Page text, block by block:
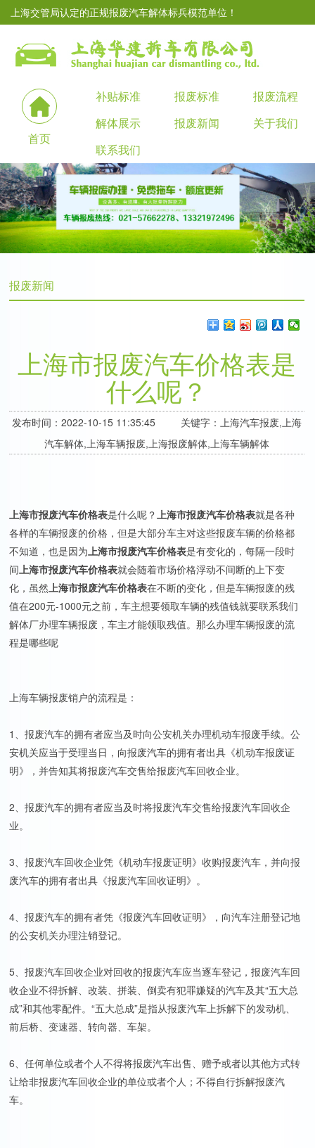
上海交管局认定的正规报废汽车解体标兵模范单位！
首页
补贴标准 报废标准
报废流程
解体展示
报废新闻
关于我们
联系我们
报废新闻
上海市报废汽车价格表是
什么呢？
发布时间：2022-10-15 11:35:45 关键字：上海汽车报废,上海
汽车解体,上海车辆报废,上海报废解体,上海车辆解体
上海市报废汽车价格表是什么呢？ 上海市报废汽车价格表就是各种
各样的车辆报废的价格，但是大部分车主对这些报废车辆的价格都
不知道，也是因为 上海市报废汽车价格表是有变化的，每隔一段时
间 上海市报废汽车价格表就会随着市场价格浮动不间断的上下变
化，虽然 上海市报废汽车价格表在不断的变化，但是车辆报废的残
值在200元-1000元之前，车主想要领取车辆的残值钱就要联系我们
解体厂办理车辆报废，车主才能领取残值。那么办理车辆报废的流
程是哪些呢
上海车辆报废销户的流程是：
1、报废汽车的拥有者应当及时向公安机关办理机动车报废手续。公
安机关应当于受理当日，向报废汽车的拥有者出具《机动车报废证
明》，并告知其将报废汽车交售给报废汽车回收企业。
2、报废汽车的拥有者应当及时将报废汽车交售给报废汽车回收企
业。
3、报废汽车回收企业凭《机动车报废证明》收购报废汽车，并向报
废汽车的拥有者出具《报废汽车回收证明》。
4、报废汽车的拥有者凭《报废汽车回收证明》，向汽车注册登记地
的公安机关办理注销登记。
5、报废汽车回收企业对回收的报废汽车应当逐车登记，报废汽车回
收企业不得拆解、改装、拼装、倒卖有犯罪嫌疑的汽车及其“五大总
成”和其他零配件。“五大总成”是指从报废汽车上拆解下的发动机、
前后桥、变速器、转向器、车架。
6、任何单位或者个人不得将报废汽车出售、赠予或者以其他方式转
让给非报废汽车回收企业的单位或者个人；不得自行拆解报废汽
车。